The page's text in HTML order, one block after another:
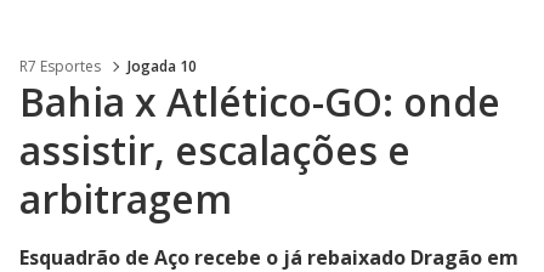
R7 Esportes Jogada 10
Bahia x Atlético-GO: onde
assistir, escalações e
arbitragem
Esquadrão de Aço recebe o já rebaixado Dragão em